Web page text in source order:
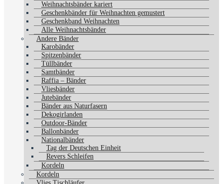
Weihnachtsbänder kariert
Geschenkbänder für Weihnachten gemustert
Geschenkband Weihnachten
Alle Weihnachtsbänder
Andere Bänder
Karobänder
Spitzenbänder
Tüllbänder
Samtbänder
Raffia – Bänder
Vliesbänder
Jutebänder
Bänder aus Naturfasern
Dekogirlanden
Outdoor-Bänder
Ballonbänder
Nationalbänder
Tag der Deutschen Einheit
Revers Schleifen
Kordeln
Kordeln